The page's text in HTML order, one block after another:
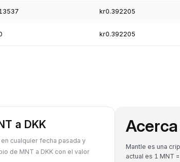
kr0.392205
kr0.392205
a DKK
cualquier fecha pasada y
de MNT a DKK con el valor
Mantle es una
actual es 1 MNT